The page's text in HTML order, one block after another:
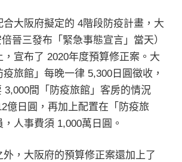
合大阪府擬定的 4階段防疫計畫，大
晉三發布「緊急事態宣言」當天）
，宣布了 2020年度預算修正案。大
旅館」每晚一律 5,300日圓徵收，
3,000間「防疫旅館」客房的情況
億日圓，再加上配置在「防疫旅
人事費須 1,000萬日圓。
外，大阪府的預算修正案還加上了